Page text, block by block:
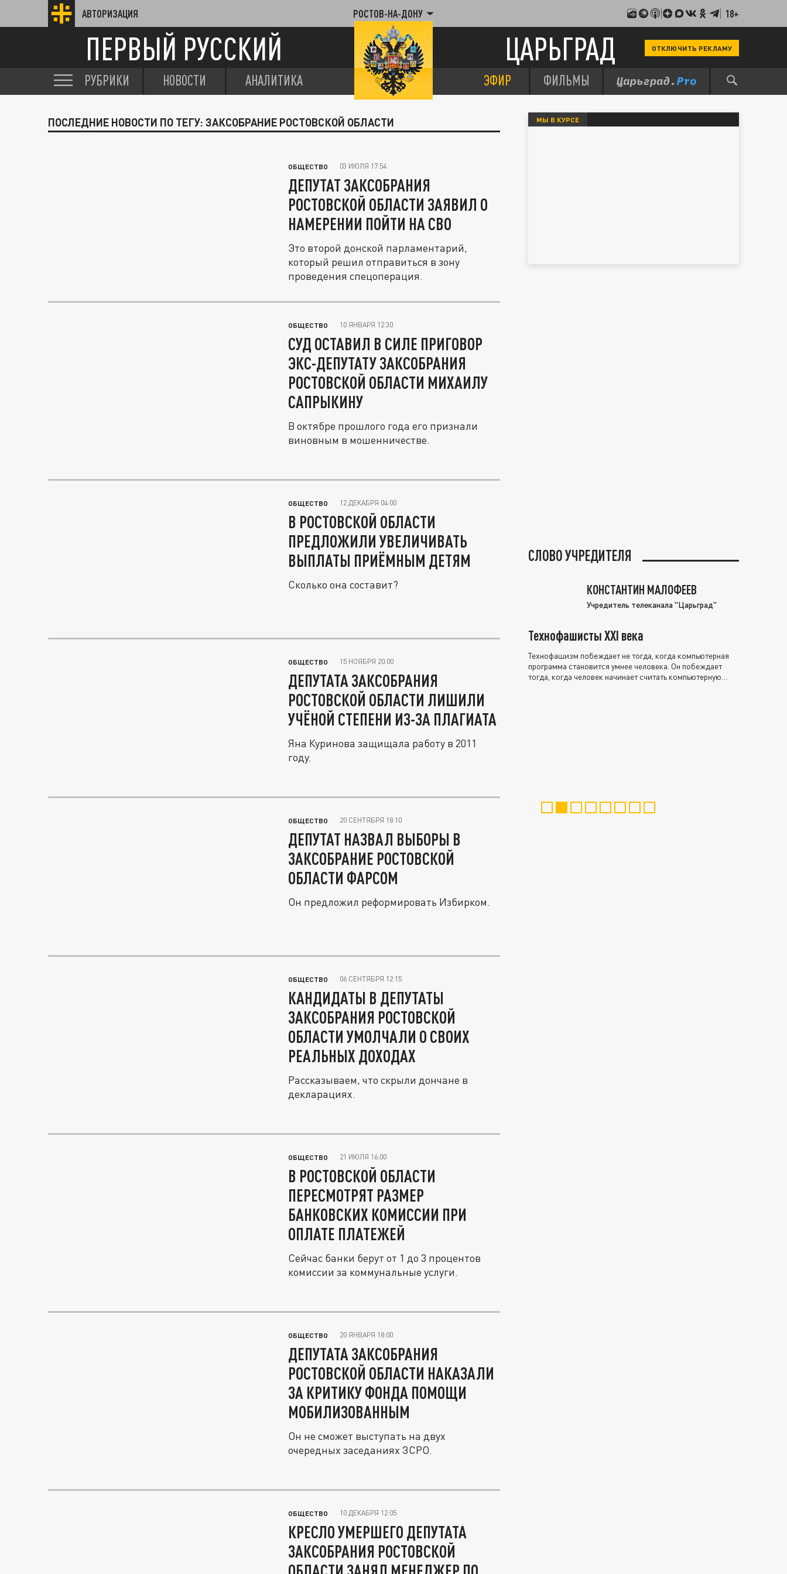
АВТОРИЗАЦИЯ РОСТОВ-НА-ДОНУ 18+
ПЕРВЫЙ РУССКИЙ ЦАРЬГРАД ОТКЛЮЧИТЬ РЕКЛАМУ
РУБРИКИ НОВОСТИ АНАЛИТИКА ЭФИР ФИЛЬМЫ
ПОСЛЕДНИЕ НОВОСТИ ПО ТЕГУ: ЗАКСОБРАНИЕ РОСТОВСКОЙ ОБЛАСТИ
ОБЩЕСТВО 03 ИЮЛЯ 17:54
ДЕПУТАТ ЗАКСОБРАНИЯ
РОСТОВСКОЙ ОБЛАСТИ ЗАЯВИЛ О
НАМЕРЕНИИ ПОЙТИ НА СВО
Это второй донской парламентарий,
который решил отправиться в зону
проведения спецоперация.
ОБЩЕСТВО 10 ЯНВАРЯ 12:30
СУД ОСТАВИЛ В СИЛЕ ПРИГОВОР
ЭКС-ДЕПУТАТУ ЗАКСОБРАНИЯ
РОСТОВСКОЙ ОБЛАСТИ МИХАИЛУ
САПРЫКИНУ
В октябре прошлого года его признали
виновным в мошенничестве.
ОБЩЕСТВО 12 ДЕКАБРЯ 04:00
В РОСТОВСКОЙ ОБЛАСТИ
ПРЕДЛОЖИЛИ УВЕЛИЧИВАТЬ
ВЫПЛАТЫ ПРИЁМНЫМ ДЕТЯМ
Сколько она составит?
ОБЩЕСТВО 15 НОЯБРЯ 20:00
ДЕПУТАТА ЗАКСОБРАНИЯ
РОСТОВСКОЙ ОБЛАСТИ ЛИШИЛИ
УЧЁНОЙ СТЕПЕНИ ИЗ-ЗА ПЛАГИАТА
Яна Куринова защищала работу в 2011
году.
ОБЩЕСТВО 20 СЕНТЯБРЯ 18:10
ДЕПУТАТ НАЗВАЛ ВЫБОРЫ В
ЗАКСОБРАНИЕ РОСТОВСКОЙ
ОБЛАСТИ ФАРСОМ
Он предложил реформировать Избирком.
ОБЩЕСТВО 06 СЕНТЯБРЯ 12:15
КАНДИДАТЫ В ДЕПУТАТЫ
ЗАКСОБРАНИЯ РОСТОВСКОЙ
ОБЛАСТИ УМОЛЧАЛИ О СВОИХ
РЕАЛЬНЫХ ДОХОДАХ
Рассказываем, что скрыли дончане в
декларациях.
ОБЩЕСТВО 21 ИЮЛЯ 16:00
В РОСТОВСКОЙ ОБЛАСТИ
ПЕРЕСМОТРЯТ РАЗМЕР
БАНКОВСКИХ КОМИССИИ ПРИ
ОПЛАТЕ ПЛАТЕЖЕЙ
Сейчас банки берут от 1 до 3 процентов
комиссии за коммунальные услуги.
ОБЩЕСТВО 20 ЯНВАРЯ 18:00
ДЕПУТАТА ЗАКСОБРАНИЯ
РОСТОВСКОЙ ОБЛАСТИ НАКАЗАЛИ
ЗА КРИТИКУ ФОНДА ПОМОЩИ
МОБИЛИЗОВАННЫМ
Он не сможет выступать на двух
очередных заседаниях ЗСРО.
ОБЩЕСТВО 10 ДЕКАБРЯ 12:05
КРЕСЛО УМЕРШЕГО ДЕПУТАТА
ЗАКСОБРАНИЯ РОСТОВСКОЙ
МЫ В КУРСЕ
СЛОВО УЧРЕДИТЕЛЯ
КОНСТАНТИН МАЛОФЕЕВ
Учредитель телеканала "Царьград"
Технофашисты XXI века
Технофашизм побеждает не тогда, когда компьютерная
программа становится умнее человека. Он побеждает
тогда, когда человек начинает считать компьютерную